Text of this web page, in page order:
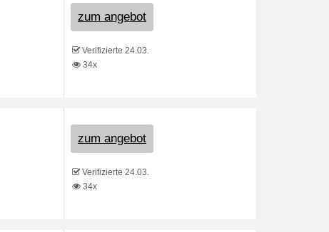
zum angebot
Verifizierte 24.03.
34x
zum angebot
Verifizierte 24.03.
34x